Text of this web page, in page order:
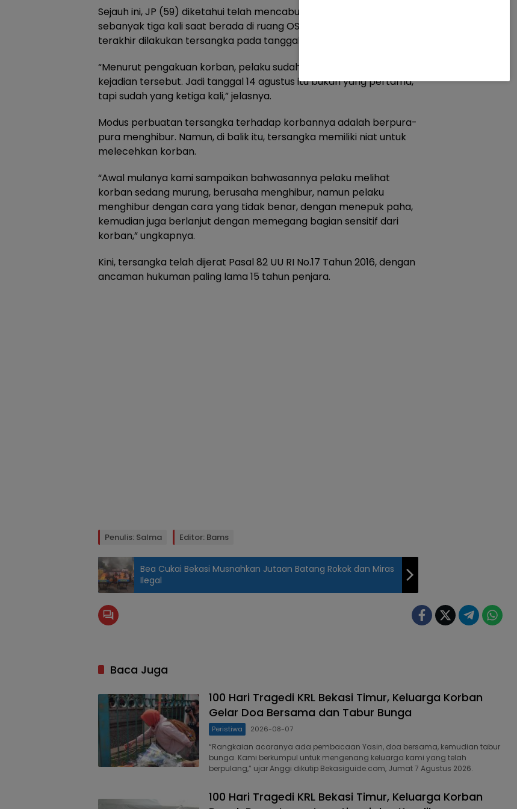
Sejauh ini, JP (59) diketahui telah mencabuli anak muridnya N (15)
sebanyak tiga kali saat berada di ruang OSIS. Perbuatan tersebut
terakhir dilakukan tersangka pada tanggal 14 Agustus 2025 lalu.
“Menurut pengakuan korban, pelaku sudah tiga kali melakukan
kejadian tersebut. Jadi tanggal 14 agustus itu bukan yang pertama,
tapi sudah yang ketiga kali,” jelasnya.
Modus perbuatan tersangka terhadap korbannya adalah berpura-
pura menghibur. Namun, di balik itu, tersangka memiliki niat untuk
melecehkan korban.
“Awal mulanya kami sampaikan bahwasannya pelaku melihat
korban sedang murung, berusaha menghibur, namun pelaku
menghibur dengan cara yang tidak benar, dengan menepuk paha,
kemudian juga berlanjut dengan memegang bagian sensitif dari
korban,” ungkapnya.
Kini, tersangka telah dijerat Pasal 82 UU RI No.17 Tahun 2016, dengan
ancaman hukuman paling lama 15 tahun penjara.
Penulis: Salma Editor: Bams
Bea Cukai Bekasi Musnahkan Jutaan Batang Rokok dan Miras
Ilegal
Baca Juga
100 Hari Tragedi KRL Bekasi Timur, Keluarga Korban
Gelar Doa Bersama dan Tabur Bunga
Peristiwa 2026-08-07
“Rangkaian acaranya ada pembacaan Yasin, doa bersama, kemudian tabur
bunga. Kami berkumpul untuk mengenang keluarga kami yang telah
berpulang,” ujar Anggi dikutip Bekasiguide.com, Jumat 7 Agustus 2026.
100 Hari Tragedi KRL Bekasi Timur, Keluarga Korban